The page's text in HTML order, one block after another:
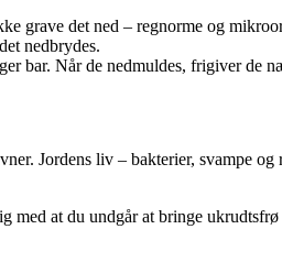
grave det ned – regnorme og
nedbrydes.
bar. Når de nedmuldes, frigiver de
Jordens liv – bakterier, svampe
med at du undgår at bringe